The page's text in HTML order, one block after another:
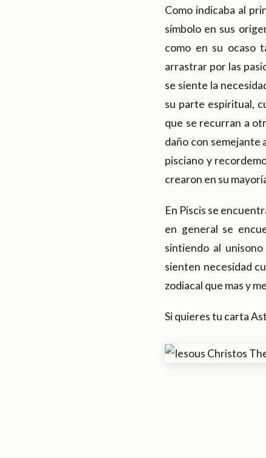
Como indicaba al
símbolo en sus
como en su ocaso
arrastrar por las
se siente la
su parte espiritual,
que se recurran a
daño con semejante
pisciano y
crearon en su
En Piscis se
en general se
sintiendo al
sienten necesidad
zodiacal que mas y
Si quieres tu carta